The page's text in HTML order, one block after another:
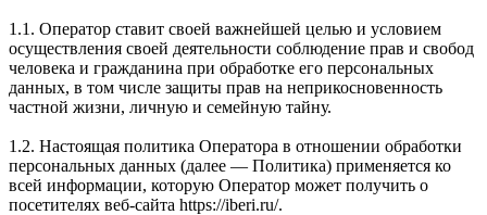
1.1. Оператор ставит своей важнейшей целью и условием
осуществления своей деятельности соблюдение прав и свобод
человека и гражданина при обработке его персональных
данных, в том числе защиты прав на неприкосновенность
частной жизни, личную и семейную тайну.
1.2. Настоящая политика Оператора в отношении обработки
персональных данных (далее — Политика) применяется ко
всей информации, которую Оператор может получить о
посетителях веб-сайта https://iberi.ru/.